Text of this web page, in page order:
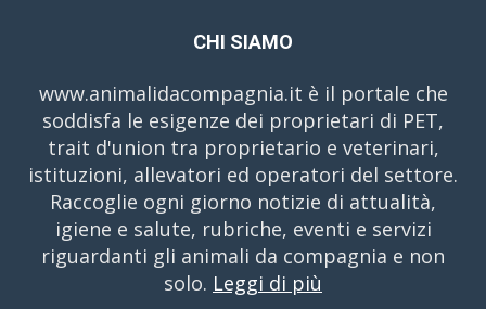
CHI SIAMO
www.animalidacompagnia.it è il portale che
soddisfa le esigenze dei proprietari di PET,
trait d'union tra proprietario e veterinari,
istituzioni, allevatori ed operatori del settore.
Raccoglie ogni giorno notizie di attualità,
igiene e salute, rubriche, eventi e servizi
riguardanti gli animali da compagnia e non
solo. Leggi di più